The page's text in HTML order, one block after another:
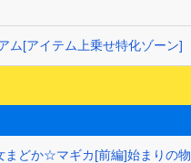
ム[アイテム上乗せ特化ゾーン]
まどか☆マギカ[前編]始まりの物